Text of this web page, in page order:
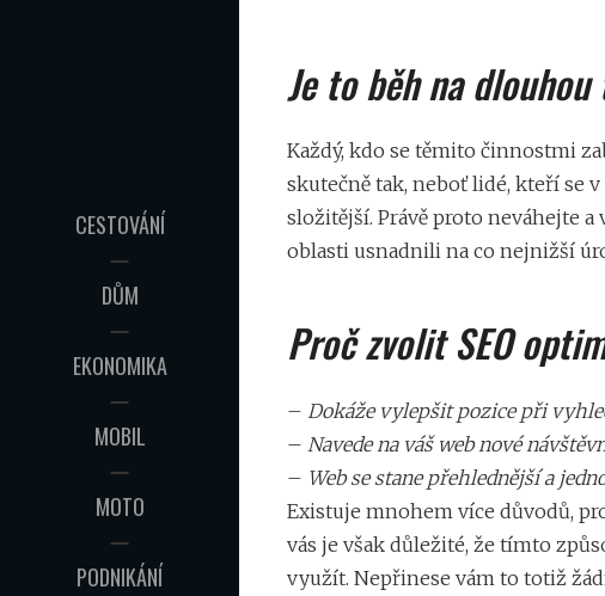
CESTOVÁNÍ
DŮM
EKONOMIKA
MOBIL
MOTO
PODNIKÁNÍ
Je to běh na
Každý, kdo se těmito činnostmi
skutečně tak, neboť lidé, kteří se
složitější. Právě proto neváhejte
oblasti usnadnili na co nejnižší
Proč zvolit SEO
– Dokáže vylepšit pozice při
– Navede na váš web nové
– Web se stane přehlednější a
Existuje mnohem více důvodů,
vás je však důležité, že tímto
využít. Nepřinese vám to totiž